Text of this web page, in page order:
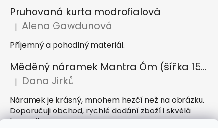
Pruhovaná kurta modrofialová
Hodnocení produktu je 5 z 5 hvězdiček.
| Alena Gawdunová
Příjemný a pohodlný materiál.
Měděný náramek Mantra Óm (šířka 15 mm)
Hodnocení produktu je 5 z 5 hvězdiček.
| Dana Jirků
Náramek je krásný, mnohem hezčí než na obrázku.
Doporučuji obchod, rychlé dodání zboží i skvělá
komunikace